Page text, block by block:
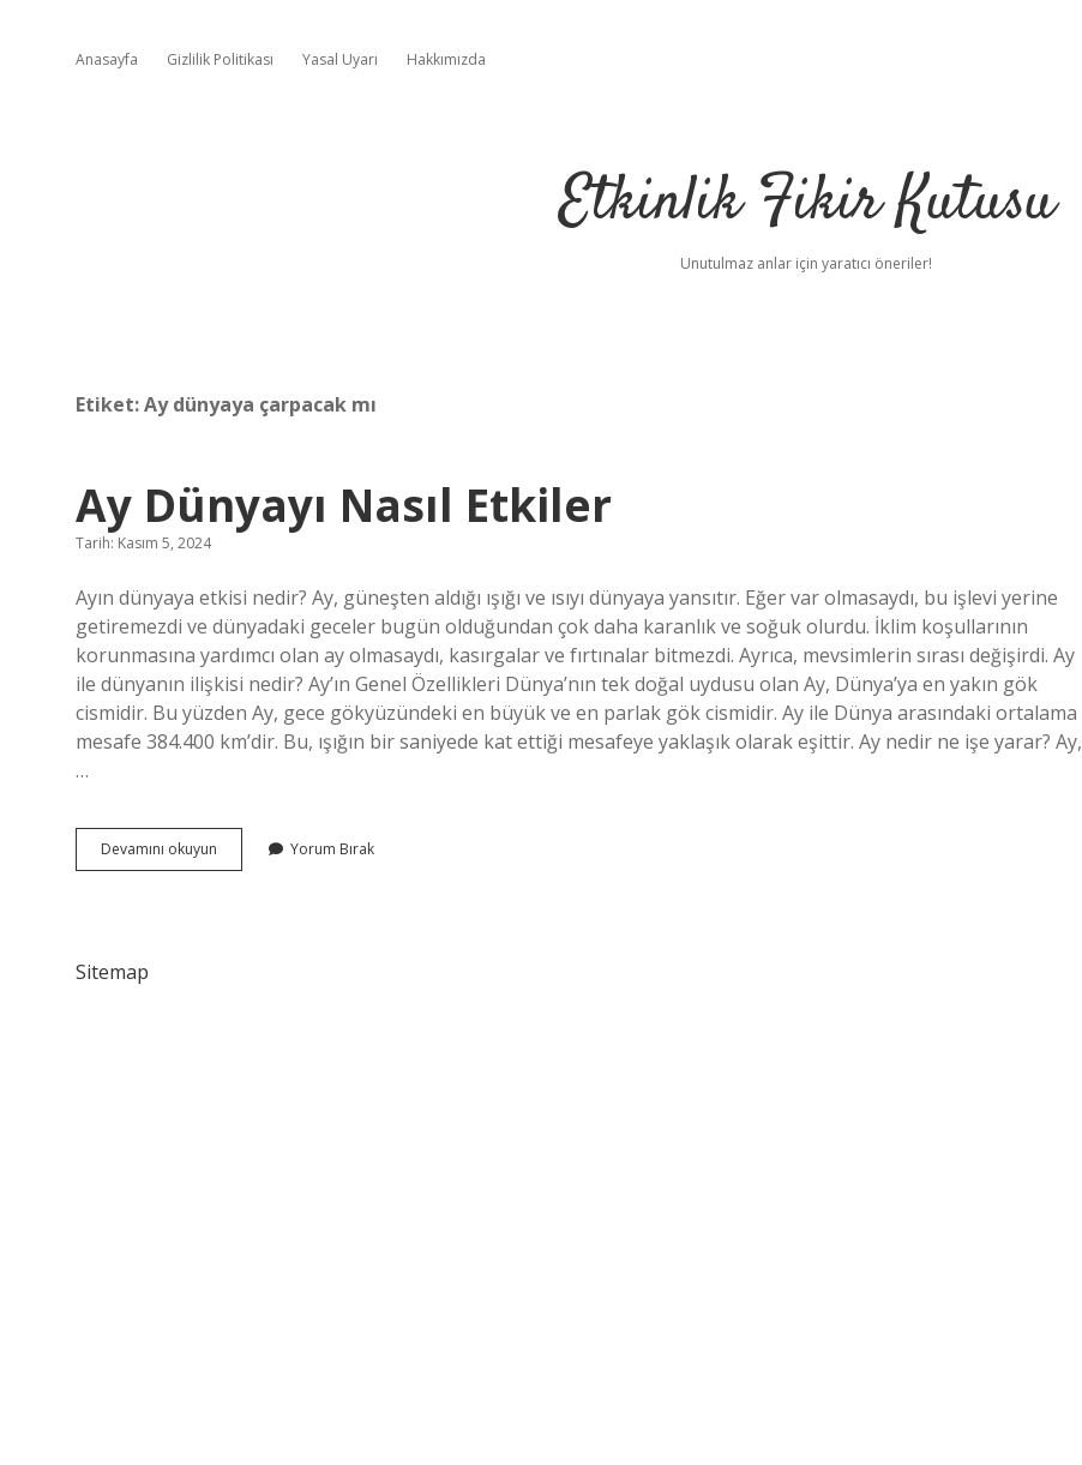
Anasayfa Gizlilik Politikası Yasal Uyarı Hakkımızda
Etkinlik Fikir Kutusu
Unutulmaz anlar için yaratıcı öneriler!
Etiket:Ay dünyaya çarpacak mı
Ay Dünyayı Nasıl Etkiler
Tarih: Kasım 5, 2024
Ayın dünyaya etkisi nedir? Ay, güneşten aldığı ışığı ve ısıyı dünyaya yansıtır. Eğer var olmasaydı, bu işlevi yerine
getiremezdi ve dünyadaki geceler bugün olduğundan çok daha karanlık ve soğuk olurdu. İklim koşullarının
korunmasına yardımcı olan ay olmasaydı, kasırgalar ve fırtınalar bitmezdi. Ayrıca, mevsimlerin sırası değişirdi. Ay
ile dünyanın ilişkisi nedir? Ay’ın Genel Özellikleri Dünya’nın tek doğal uydusu olan Ay, Dünya’ya en yakın gök
cismidir. Bu yüzden Ay, gece gökyüzündeki en büyük ve en parlak gök cismidir. Ay ile Dünya arasındaki ortalama
mesafe 384.400 km’dir. Bu, ışığın bir saniyede kat ettiği mesafeye yaklaşık olarak eşittir. Ay nedir ne işe yarar? Ay,
…
Devamını okuyun
Dünyayı
Yorum Bırak
Sitemap